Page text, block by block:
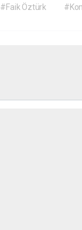
#Faik Öztürk